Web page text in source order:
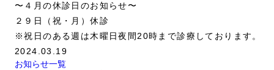
〜４月の休診日のお知らせ〜
２９日（祝・月）休診
※祝日のある週は木曜日夜間20時まで診療しております。
2024.03.19
お知らせ一覧